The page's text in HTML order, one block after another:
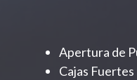
Apertura de
Cajas Fuertes